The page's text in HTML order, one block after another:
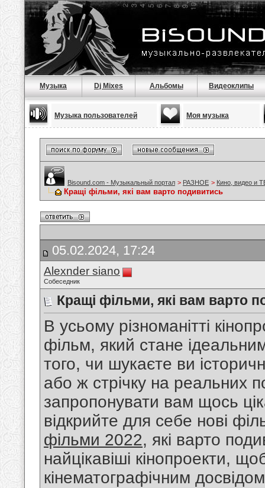
Музыка Dj Mixes Альбомы Видеоклипы
Музыка пользователей Моя музыка
Bisound.com - Музыкальный портал > РАЗНОЕ > Кино, видео и
Кращі фільми, які вам варто подивитись
05.02.2024, 17:24
Alexnder siano
Собеседник
Кращі фільми, які вам варто
В усьому різноманітті
фільм, який стане
того, чи шукаєте ви
або ж стрічку на реальних
запропонувати вам щось
відкрийте для себе нові
фільми 2022, які варто
найцікавіші кінопроекти,
кінематографічним